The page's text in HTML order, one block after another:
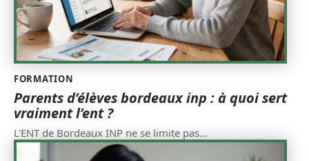
FORMATION
Parents d’élèves bordeaux inp : à quoi sert
vraiment l’ent ?
L'ENT de Bordeaux INP ne se limite pas…